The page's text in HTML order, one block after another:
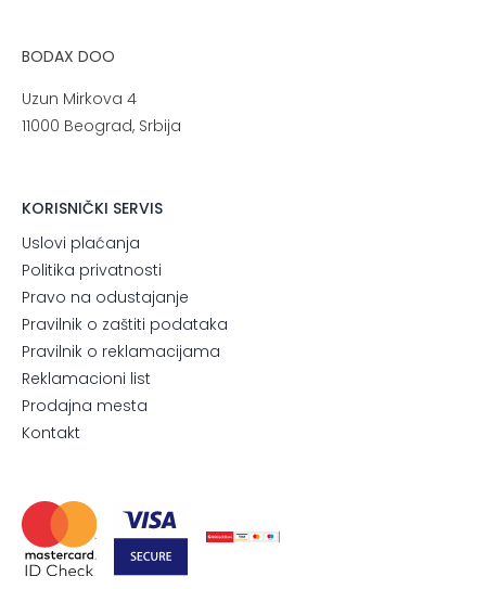
BODAX DOO
Uzun Mirkova 4
11000 Beograd, Srbija
KORISNIČKI SERVIS
Uslovi plaćanja
Politika privatnosti
Pravo na odustajanje
Pravilnik o zaštiti podataka
Pravilnik o reklamacijama
Reklamacioni list
Prodajna mesta
Kontakt